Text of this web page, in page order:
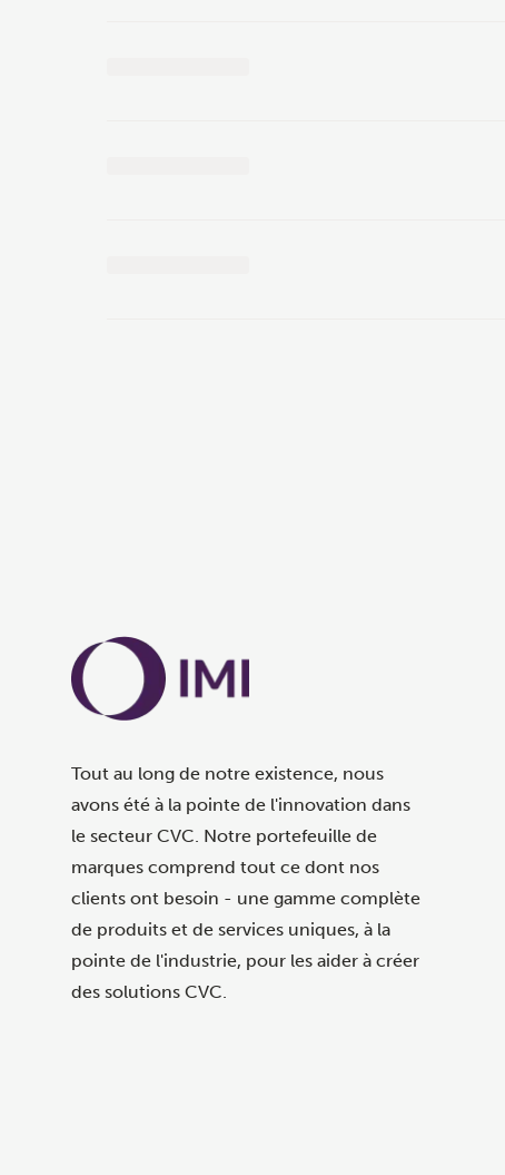
Tout au long de notre existence, nous
avons été à la pointe de l'innovation dans
le secteur CVC. Notre portefeuille de
marques comprend tout ce dont nos
clients ont besoin - une gamme complète
de produits et de services uniques, à la
pointe de l'industrie, pour les aider à créer
des solutions CVC.